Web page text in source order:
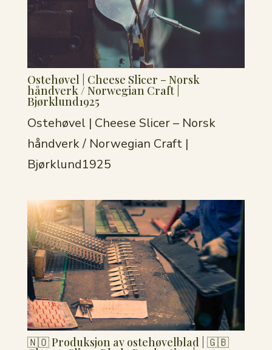
Ostehøvel | Cheese Slicer – Norsk
håndverk / Norwegian Craft |
Bjørklund1925
Ostehøvel | Cheese Slicer – Norsk
håndverk / Norwegian Craft |
Bjørklund1925
🇳🇴 Produksjon av ostehøvelblad | 🇬🇧